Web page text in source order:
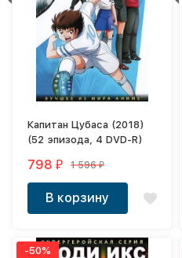
Капитан Цубаса (2018)
(52 эпизода, 4 DVD-R)
798₽ 1 596₽
В корзину
-50%